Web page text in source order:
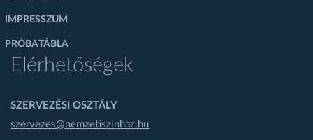
IMPRESSZUM
PRÓBATÁBLA
Elérhetőségek
SZERVEZÉSI OSZTÁLY
szervezes@nemzetiszinhaz.hu